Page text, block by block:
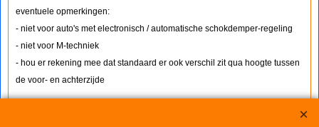
eventuele opmerkingen:
- niet voor auto's met electronisch / automatische schokdemper-regeling
- niet voor M-techniek
- hou er rekening mee dat standaard er ook verschil zit qua hoogte tussen
de voor- en achterzijde